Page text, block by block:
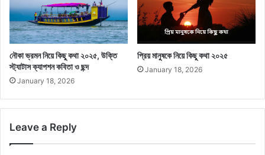
নৌকা ভ্রমন নিয়ে কিছু কথা ২০২৫, উক্তি
স্ট্যাটাস ক্যাপশন কবিতা ও ছন্দ
January 18, 2026
প্রিয় মানুষকে নিয়ে কিছু কথা ২০২৫
January 18, 2026
Leave a Reply